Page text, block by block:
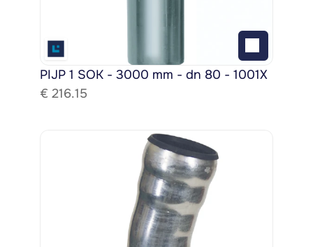
PIJP 1 SOK - 3000 mm - dn 80 - 1001X
€ 216.15